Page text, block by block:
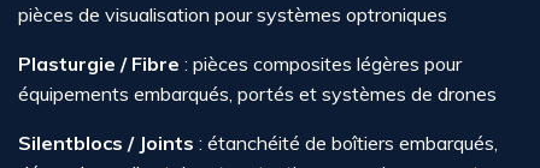
pièces de visualisation pour systèmes optroniques
Plasturgie / Fibre : pièces composites légères pour
équipements embarqués, portés et systèmes de drones
Silentblocs / Joints : étanchéité de boîtiers embarqués,